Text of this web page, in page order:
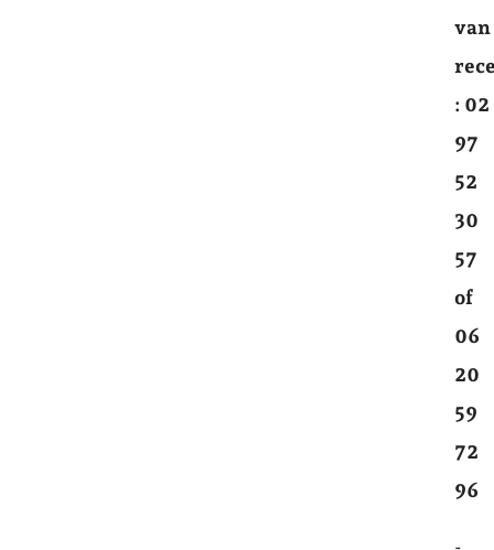
van
: 02
97
52
30
57
of
06
20
59
72
96